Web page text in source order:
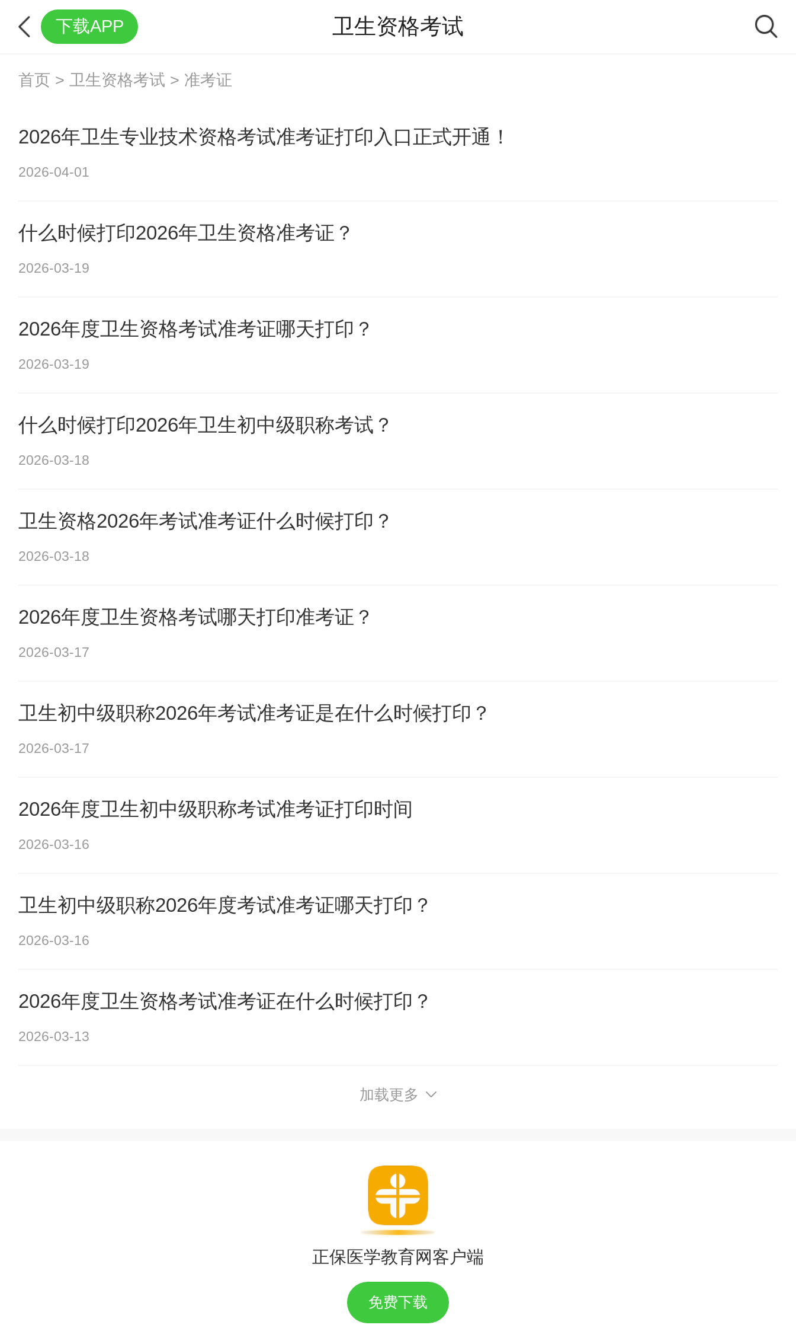
下载APP 卫生资格考试
首页 > 卫生资格考试 > 准考证
2026年卫生专业技术资格考试准考证打印入口正式开通！
2026-04-01
什么时候打印2026年卫生资格准考证？
2026-03-19
2026年度卫生资格考试准考证哪天打印？
2026-03-19
什么时候打印2026年卫生初中级职称考试？
2026-03-18
卫生资格2026年考试准考证什么时候打印？
2026-03-18
2026年度卫生资格考试哪天打印准考证？
2026-03-17
卫生初中级职称2026年考试准考证是在什么时候打印？
2026-03-17
2026年度卫生初中级职称考试准考证打印时间
2026-03-16
卫生初中级职称2026年度考试准考证哪天打印？
2026-03-16
2026年度卫生资格考试准考证在什么时候打印？
2026-03-13
加载更多
正保医学教育网客户端
免费下载